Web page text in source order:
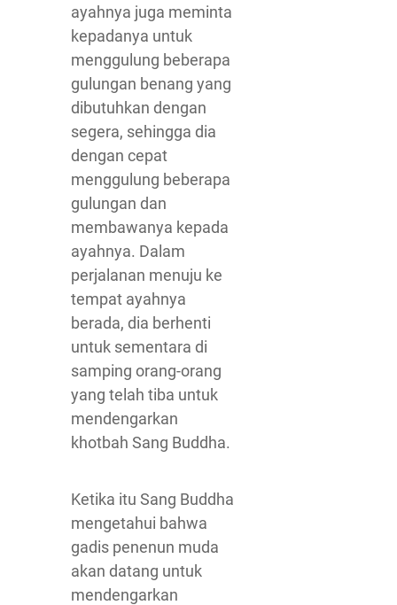
ayahnya juga meminta
kepadanya untuk
menggulung beberapa
gulungan benang yang
dibutuhkan dengan
segera, sehingga dia
dengan cepat
menggulung beberapa
gulungan dan
membawanya kepada
ayahnya. Dalam
perjalanan menuju ke
tempat ayahnya
berada, dia berhenti
untuk sementara di
samping orang-orang
yang telah tiba untuk
mendengarkan
khotbah Sang Buddha.
Ketika itu Sang Buddha
mengetahui bahwa
gadis penenun muda
akan datang untuk
mendengarkan